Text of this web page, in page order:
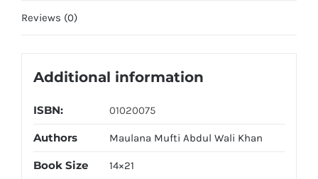
Reviews (0)
Additional information
ISBN: 01020075
Authors Maulana Mufti Abdul Wali Khan
Book Size 14×21